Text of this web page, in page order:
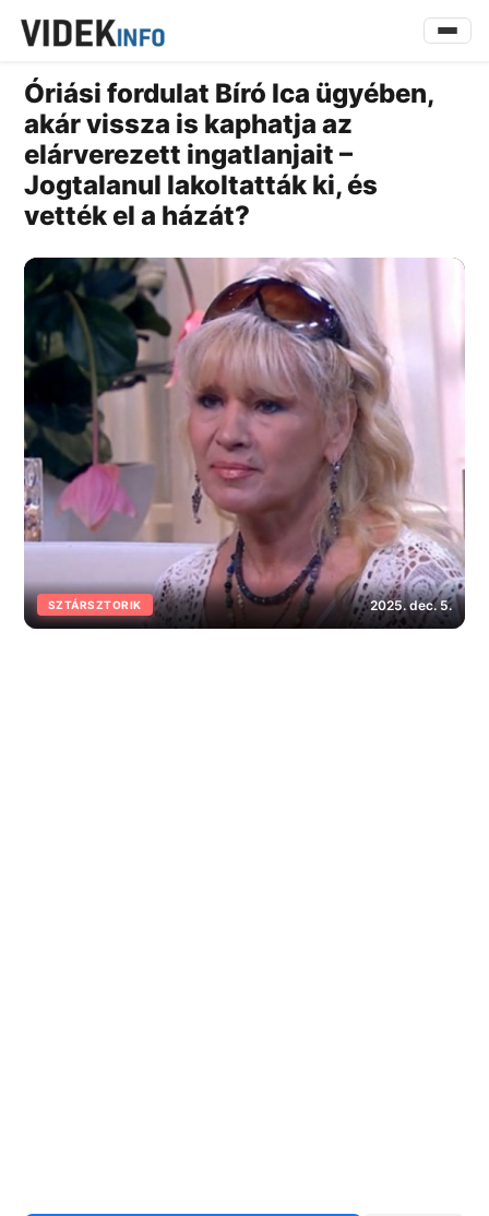
Óriási fordulat Bíró Ica ügyében,
akár vissza is kaphatja az
elárverezett ingatlanjait –
Jogtalanul lakoltatták ki, és
vették el a házát?
SZTÁRSZTORIK 2025. dec. 5.